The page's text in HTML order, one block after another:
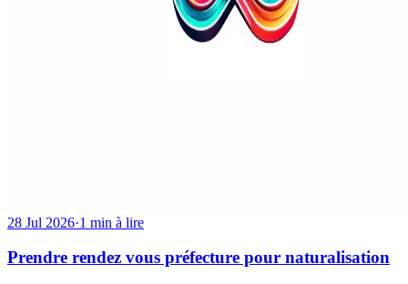
28 Jul 2026·1 min à lire
Prendre rendez vous préfecture pour naturalisation